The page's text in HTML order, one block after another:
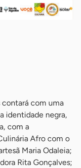
com uma
identidade negra,
com a
Afro com o
Maria Odaleia;
Rita Gonçalves;